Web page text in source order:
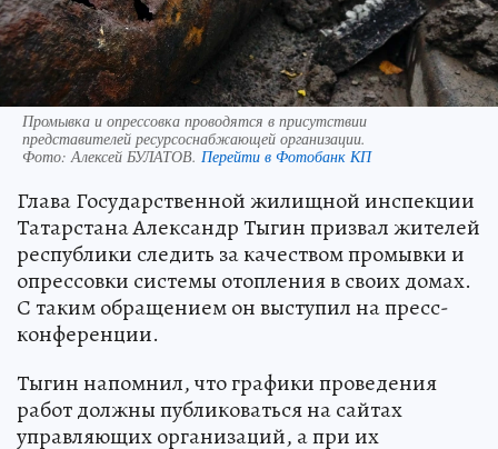
Промывка и опрессовка проводятся в присутствии
представителей ресурсоснабжающей организации.
Фото:Алексей БУЛАТОВ. Перейти в Фотобанк КП
Глава Государственной жилищной инспекции
Татарстана Александр Тыгин призвал жителей
республики следить за качеством промывки и
опрессовки системы отопления в своих домах.
С таким обращением он выступил на пресс-
конференции.
Тыгин напомнил, что графики проведения
работ должны публиковаться на сайтах
управляющих организаций, а при их